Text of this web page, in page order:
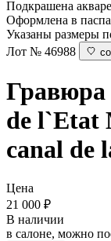
Подкрашена
Оформлена в
Указаны размеры
Лот № 46988
Гравюра
de l`Etat
canal de
Цена
21 000 ₽
В наличии
в салоне, можно